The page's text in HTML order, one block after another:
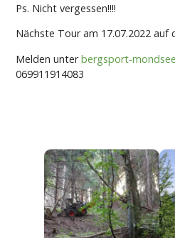
Ps. Nicht vergessen!!!!
Nächste Tour am 17.07.2022 auf
Melden unterbergsport-
069911914083